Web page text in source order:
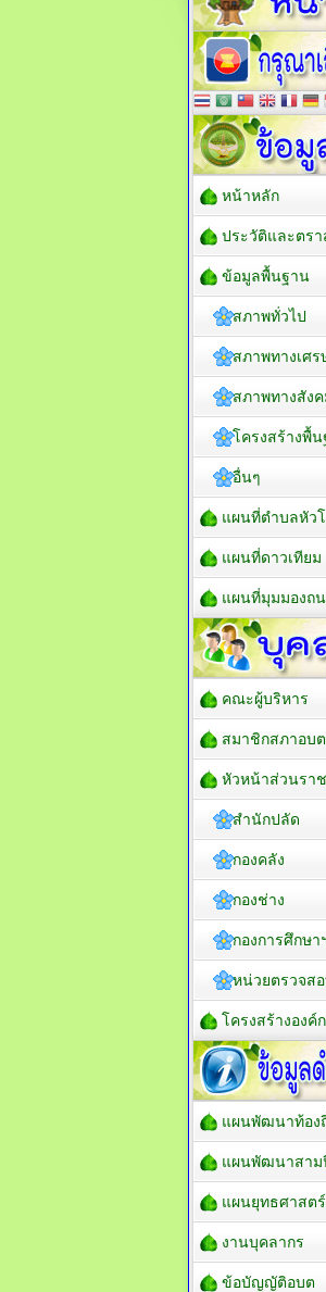
หน้าหลัก
ประวัติและตร
ข้อมูลพื้นฐาน
สภาพทั่วไป
สภาพทางเศร
สภาพทางสัง
โครงสร้างพื้
อื่นๆ
แผนที่ตำบลหัว
แผนที่ดาวเทียม
แผนที่มุมมองถ
คณะผู้บริหาร
สมาชิกสภาอบต
หัวหน้าส่วนรา
สำนักปลัด
กองคลัง
กองช่าง
กองการศึกษา
หน่วยตรวจส
โครงสร้างองค์
แผนพัฒนาท้อง
แผนพัฒนาสาม
แผนยุทธศาสต
งานบุคลากร
ข้อบัญญัติอบต